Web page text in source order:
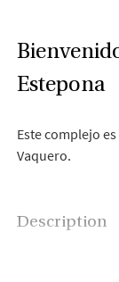
Estepona
Este complejo
Vaquero.
Description